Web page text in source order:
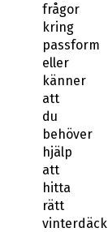
frågor
kring
passform
eller
känner
att
du
behöver
hjälp
att
hitta
rätt
vinterdäck